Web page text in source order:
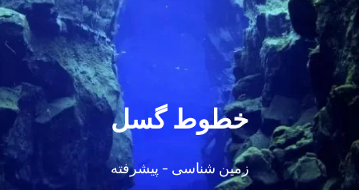
خطوط گسل
زمین شناسی - پیشرفته